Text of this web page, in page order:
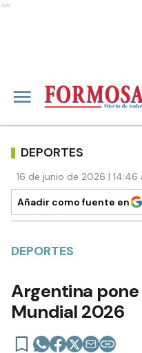
Ads
DEPORTES
16 de junio de 2026 |
Añadir como fuente en
DEPORTES
Argentina
Mundial 2026